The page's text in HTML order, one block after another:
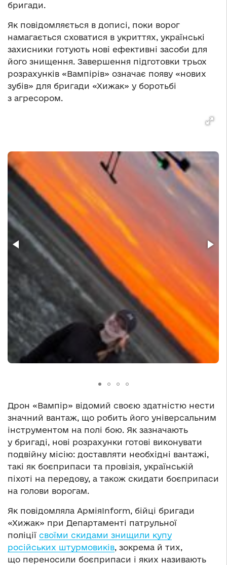
бригади.
Як повідомляється в дописі, поки ворог
намагається сховатися в укриттях, українські
захисники готують нові ефективні засоби для
його знищення. Завершення підготовки трьох
розрахунків «Вампірів» означає появу «нових
зубів» для бригади «Хижак» у боротьбі
з агресором.
Дрон «Вампір» відомий своєю здатністю нести
значний вантаж, що робить його універсальним
інструментом на полі бою. Як зазначають
у бригаді, нові розрахунки готові виконувати
подвійну місію: доставляти необхідні вантажі,
такі як боєприпаси та провізія, українській
піхоті на передову, а також скидати боєприпаси
на голови ворогам.
Як повідомляла АрміяInform, бійці бригади
«Хижак» при Департаменті патрульної
поліції своїми скидами знищили купу
російських штурмовиків, зокрема й тих,
що переносили боєприпаси і яких називають